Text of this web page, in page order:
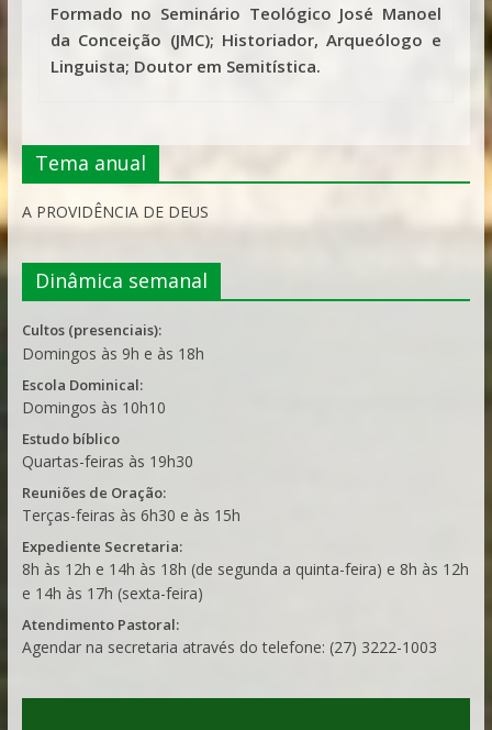
Formado no Seminário Teológico José Manoel
da Conceição (JMC); Historiador, Arqueólogo e
Linguista; Doutor em Semitística.
Tema anual
A PROVIDÊNCIA DE DEUS
Dinâmica semanal
Cultos (presenciais):
Domingos às 9h e às 18h
Escola Dominical:
Domingos às 10h10
Estudo bíblico
Quartas-feiras às 19h30
Reuniões de Oração:
Terças-feiras às 6h30 e às 15h
Expediente Secretaria:
8h às 12h e 14h às 18h (de segunda a quinta-feira) e 8h às 12h
e 14h às 17h (sexta-feira)
Atendimento Pastoral:
Agendar na secretaria através do telefone: (27) 3222-1003